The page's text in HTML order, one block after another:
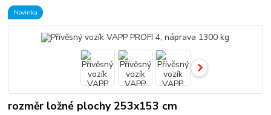
Novinka
rozměr ložné plochy 253x153 cm